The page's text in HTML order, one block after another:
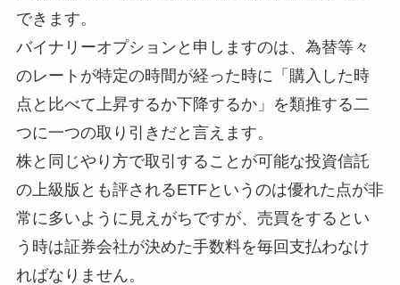
できます。
バイナリーオプションと申しますのは、為替等々
のレートが特定の時間が経った時に「購入した時
点と比べて上昇するか下降するか」を類推する二
つに一つの取り引きだと言えます。
株と同じやり方で取引することが可能な投資信託
の上級版とも評されるETFというのは優れた点が非
常に多いように見えがちですが、売買をするとい
う時は証券会社が決めた手数料を毎回支払わなけ
ればなりません。